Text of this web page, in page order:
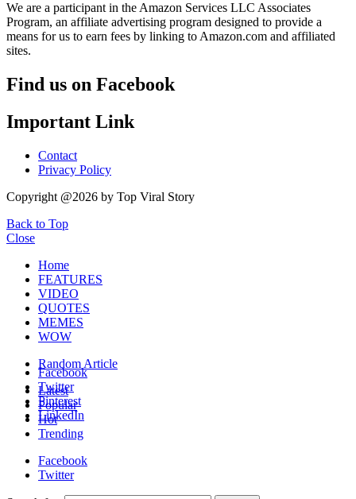
We are a participant in the Amazon Services LLC Associates
Program, an affiliate advertising program designed to provide a
means for us to earn fees by linking to Amazon.com and affiliated
sites.
Find us on Facebook
Important Link
Contact
Privacy Policy
Copyright @2026 by Top Viral Story
Back to Top
Close
Home
FEATURES
VIDEO
QUOTES
MEMES
WOW
Random Article
Latest
Popular
Hot
Trending
Facebook
Twitter
Facebook
Twitter
Pinterest
LinkedIn